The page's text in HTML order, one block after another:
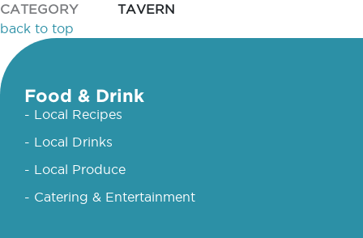
CATEGORY
TAVERN
back to top
Food & Drink
- Local Recipes
- Local Drinks
- Local Produce
- Catering & Entertainment